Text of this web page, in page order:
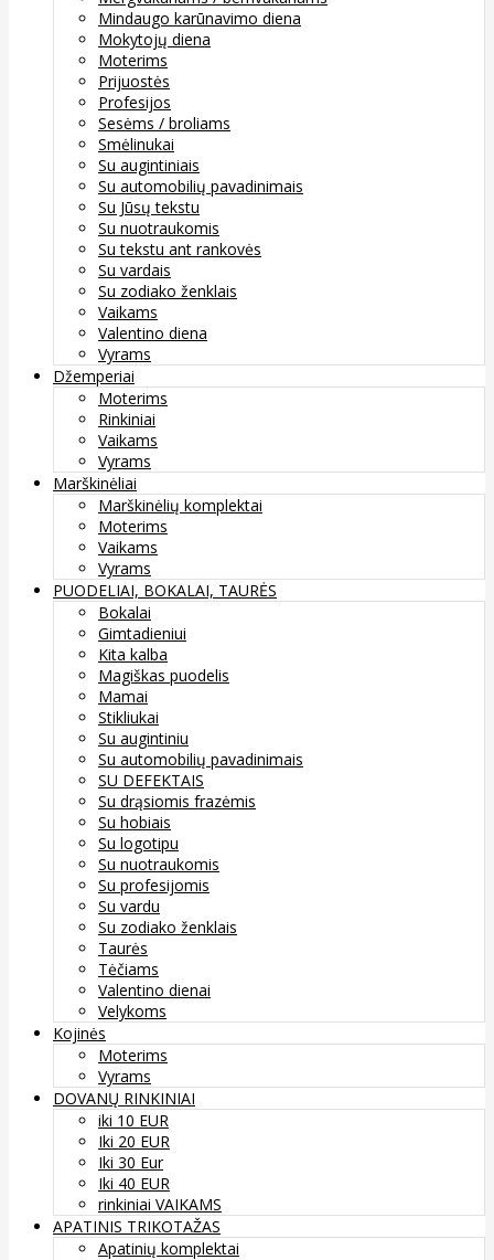
Mindaugo karūnavimo diena
Mokytojų diena
Moterims
Prijuostės
Profesijos
Sesėms / broliams
Smėlinukai
Su augintiniais
Su automobilių pavadinimais
Su Jūsų tekstu
Su nuotraukomis
Su tekstu ant rankovės
Su vardais
Su zodiako ženklais
Vaikams
Valentino diena
Vyrams
Džemperiai
Moterims
Rinkiniai
Vaikams
Vyrams
Marškinėliai
Marškinėlių komplektai
Moterims
Vaikams
Vyrams
PUODELIAI, BOKALAI, TAURĖS
Bokalai
Gimtadieniui
Kita kalba
Magiškas puodelis
Mamai
Stikliukai
Su augintiniu
Su automobilių pavadinimais
SU DEFEKTAIS
Su drąsiomis frazėmis
Su hobiais
Su logotipu
Su nuotraukomis
Su profesijomis
Su vardu
Su zodiako ženklais
Taurės
Tėčiams
Valentino dienai
Velykoms
Kojinės
Moterims
Vyrams
DOVANŲ RINKINIAI
iki 10 EUR
Iki 20 EUR
Iki 30 Eur
Iki 40 EUR
rinkiniai VAIKAMS
APATINIS TRIKOTAŽAS
Apatinių komplektai